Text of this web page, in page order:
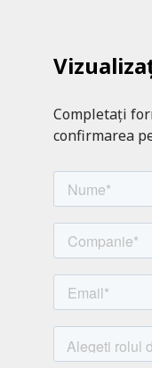
Completați
confirmarea